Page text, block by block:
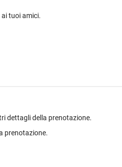
tuoi amici.
dettagli della prenotazione.
prenotazione.